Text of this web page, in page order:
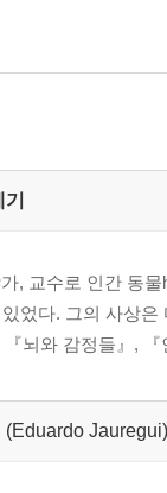
, 교수로 인간 동
었다. 그의 사상
『뇌와 감정들』,
(Eduardo Jauregui)